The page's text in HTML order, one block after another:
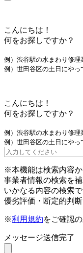
こんにちは！
何をお探しですか？
例）渋谷駅の水まわり修理
例）世田谷区の土日にやっ
こんにちは！
何をお探しですか？
例）渋谷駅の水まわり修理
例）世田谷区の土日にやっ
※本機能は検索内容か
事業者情報の検索を補
いかなる内容の検索
優劣評価・断定的判
※利用規約をご確認
メッセージ送信完了